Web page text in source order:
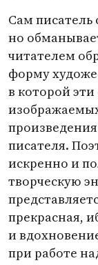
Сам писатель
но
читателем
форму
в которой
писателя.
искренно и
творческую
прекрасная,
и
при работе